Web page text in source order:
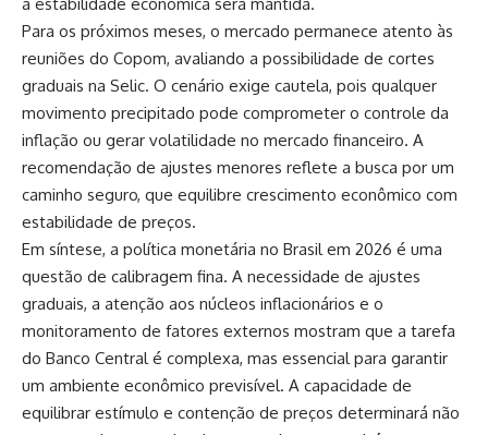
Para os próximos meses, o mercado permanece atento às
reuniões do Copom, avaliando a possibilidade de cortes
graduais na Selic. O cenário exige cautela, pois qualquer
movimento precipitado pode comprometer o controle da
inflação ou gerar volatilidade no mercado financeiro. A
recomendação de ajustes menores reflete a busca por um
caminho seguro, que equilibre crescimento econômico com
estabilidade de preços.
Em síntese, a política monetária no Brasil em 2026 é uma
questão de calibragem fina. A necessidade de ajustes
graduais, a atenção aos núcleos inflacionários e o
monitoramento de fatores externos mostram que a tarefa
do Banco Central é complexa, mas essencial para garantir
um ambiente econômico previsível. A capacidade de
equilibrar estímulo e contenção de preços determinará não